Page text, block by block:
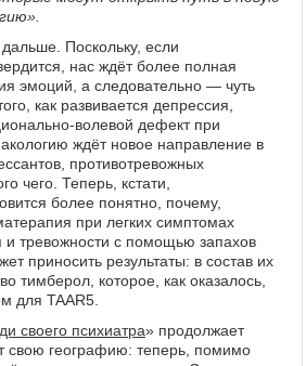
Поскольку, если
нас ждёт более полная
эмоций, а следовательно — чуть
как развивается депрессия,
волевой дефект при
ждёт новое направление в
противотревожных
чего. Теперь, кстати,
более понятно, почему,
при легких симптомах
и тревожности с помощью запахов
приносить результаты: в состав их
тимберол, которое, как оказалось,
для TAAR5.
своего психиатра» продолжает
свою географию: теперь, помимо